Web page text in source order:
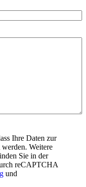
Ihre Daten zur
Weitere
Sie in der
reCAPTCHA
und